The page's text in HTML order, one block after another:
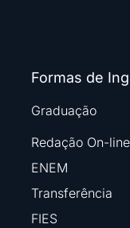
Formas de
Graduação
Redação On-line
ENEM
Transferência
FIES